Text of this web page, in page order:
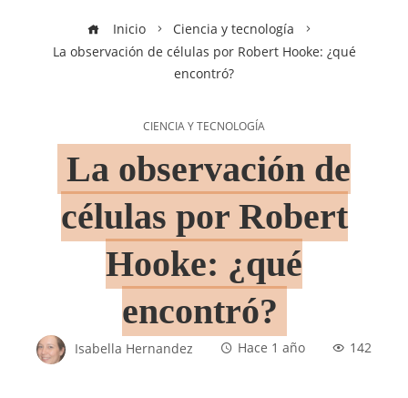
Inicio
Ciencia y tecnología
La observación de células por Robert Hooke: ¿qué
encontró?
CIENCIA Y TECNOLOGÍA
La observación de
células por Robert
Hooke: ¿qué
encontró?
Isabella Hernandez Hace 1 año 142